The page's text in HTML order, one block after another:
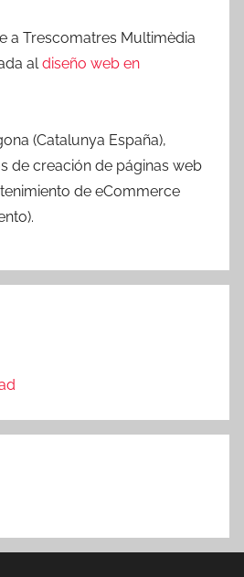
a Trescomatres Multimèdia
al diseño web en
(Catalunya España),
de creación de páginas web
de eCommerce